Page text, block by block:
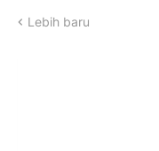
Lebih baru